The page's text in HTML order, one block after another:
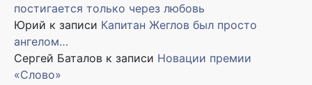
постигается только через любовь
Юрий к записи Капитан Жеглов был просто
ангелом…
Сергей Баталов к записи Новации премии
«Слово»